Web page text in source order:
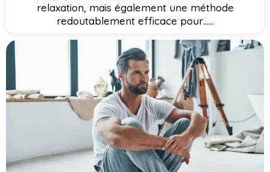
relaxation, mais également une méthode
redoutablement efficace pour…...